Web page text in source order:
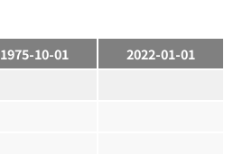
1975-10-01
2022-01-01